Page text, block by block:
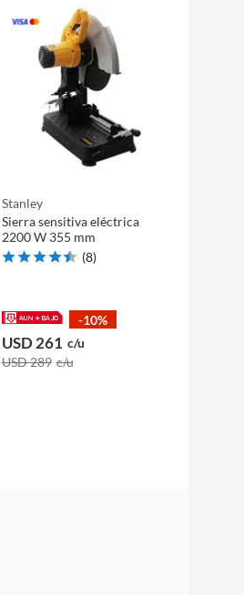
Stanley
Sierra sensitiva eléctrica
2200 W 355 mm
(8)
-10%
USD 261 c/u
USD 289 c/u